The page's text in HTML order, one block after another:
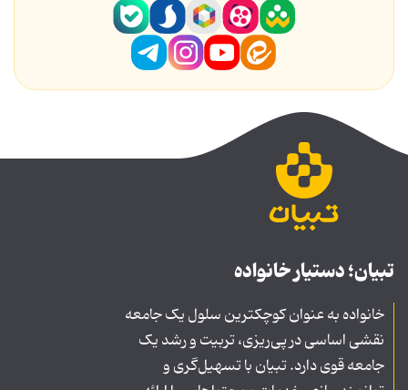
تبیان؛ دستیار خانواده
خانواده به عنوان کوچکترین سلول یک جامعه
نقشی اساسی در پی‌ریزی، تربیت و رشد یک
جامعه قوی دارد. تبیان با تسهیل‌گری و